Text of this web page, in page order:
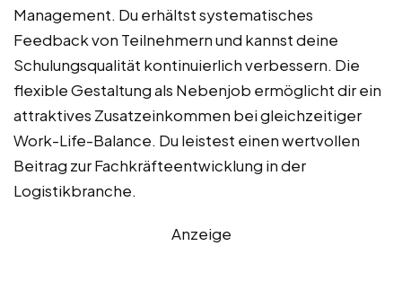
Management. Du erhältst systematisches
Feedback von Teilnehmern und kannst deine
Schulungsqualität kontinuierlich verbessern. Die
flexible Gestaltung als Nebenjob ermöglicht dir ein
attraktives Zusatzeinkommen bei gleichzeitiger
Work-Life-Balance. Du leistest einen wertvollen
Beitrag zur Fachkräfteentwicklung in der
Logistikbranche.
Anzeige